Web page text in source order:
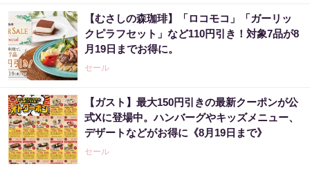
【むさしの森珈琲】「ロコモコ」「ガーリッ
クピラフセット」など110円引き！対象7品が8
月19日までお得に。
セール
【ガスト】最大150円引きの最新クーポンが公
式Xに登場中。ハンバーグやキッズメニュー、
デザートなどがお得に《8月19日まで》
セール